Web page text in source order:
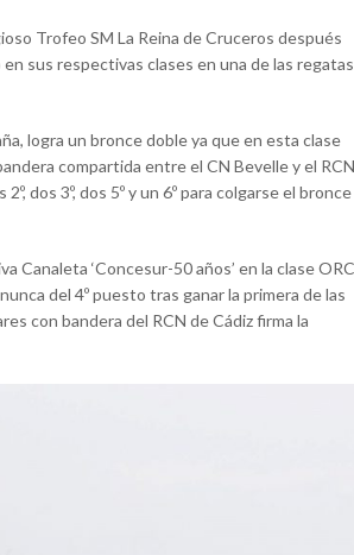
Trofeo SM La Reina de Cruceros después
sus respectivas clases en una de las regatas
logra un bronce doble ya que en esta clase
compartida entre el CN Bevelle y el RCN
dos 3º, dos 5º y un 6º para colgarse el bronce
Canaleta ‘Concesur-50 años’ en la clase ORC
del 4º puesto tras ganar la primera de las
con bandera del RCN de Cádiz firma la